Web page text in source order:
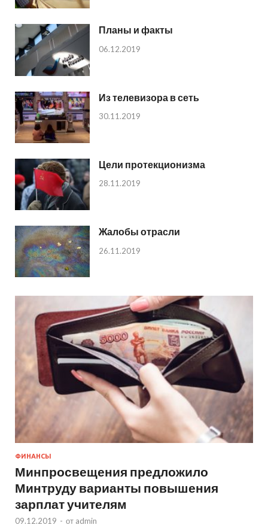
Планы и факты
06.12.2019
Из телевизора в сеть
30.11.2019
Цели протекционизма
28.11.2019
Жалобы отрасли
26.11.2019
ФИНАНСЫ
Минпросвещения предложило
Минтруду варианты повышения
зарплат учителям
09.12.2019 - от admin